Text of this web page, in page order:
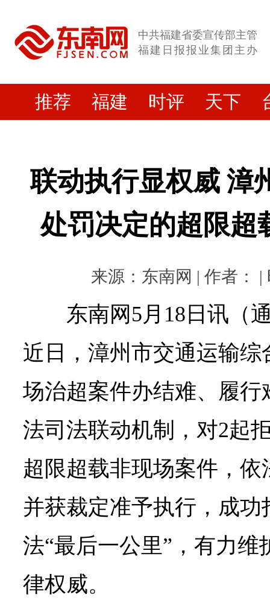
中共福建省委宣传部主管
福建日报报业集团主办
推荐 福建 时评 天下
联动执行显权威 漳
处罚决定的超限超
来源：东南网 | 作者： |
东南网5月18日讯（
近日，漳州市交通运输
场治超案件办结难、履
法司法联动机制，对2起
超限超载非现场案件，
并获裁定准予执行，成
法“最后一公里”，有力
律权威。